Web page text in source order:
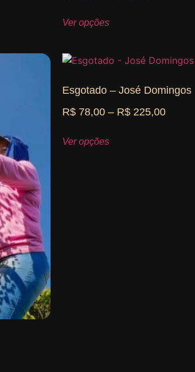
Ver opções
Esgotado – José Domingos
R$78,00 – R$225,00
Ver opções